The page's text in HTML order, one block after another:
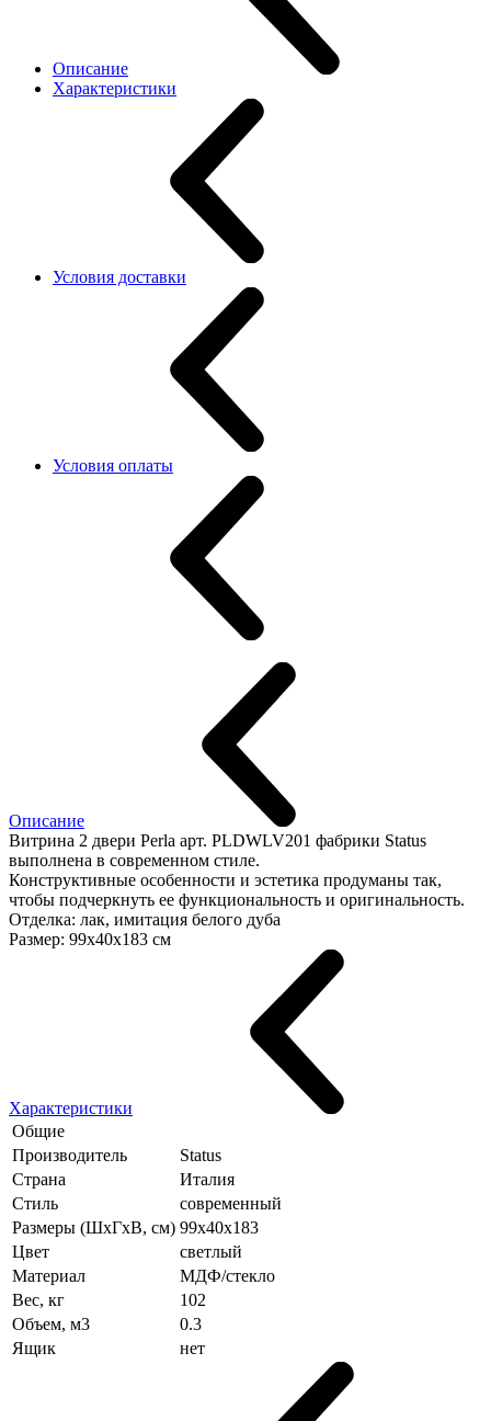
Описание
Характеристики
Условия доставки
Условия оплаты
Описание
Витрина 2 двери Perla арт. PLDWLV201 фабрики Status
выполнена в современном стиле.
Конструктивные особенности и эстетика продуманы так,
чтобы подчеркнуть ее функциональность и оригинальность.
Отделка: лак, имитация белого дуба
Размер: 99х40х183 см
Характеристики
Общие
Производитель
Status
Страна
Италия
Стиль
современный
Размеры (ШхГхВ, см) 99х40х183
Цвет
светлый
Материал
МДФ/стекло
Вес, кг
102
Объем, м3
0.3
Ящик
нет